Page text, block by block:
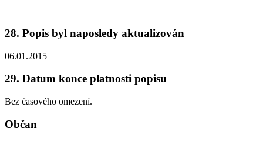
28. Popis byl naposledy aktualizován
06.01.2015
29. Datum konce platnosti popisu
Bez časového omezení.
Občan